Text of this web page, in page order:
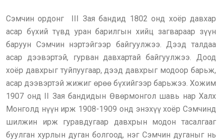
Сэмчин ордонг III Зая бандид 1802 онд хоёр давхар
асар бүхий түвд уран барилгын хийц загвараар зүүн
баруун Сэмчин нэртэйгээр байгуулжээ. Дээд талдаа
асар дээвэртэй, гурван давхартай байгуулжээ. Доод
хоёр давхрыг туйпуугаар, дээд давхрыг модоор барьж,
асар дээвэртэй жижиг өрөө бүхийгээр барьжээ. Хожим
1907 онд II Зая бандидын Өвөрмонгол шавь нар Халх
Монголд нүүн ирж 1908-1909 онд энэхүү хоёр Сэмчинд
шилжин ирж гуравдугаар давхрын модон тасалгааг
буулган хурлын дуган болгоод, нэг Сэмчин дуганыг нь